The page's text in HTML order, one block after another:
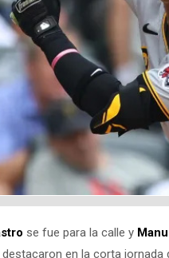
se fue para la calle y
en la corta jornada